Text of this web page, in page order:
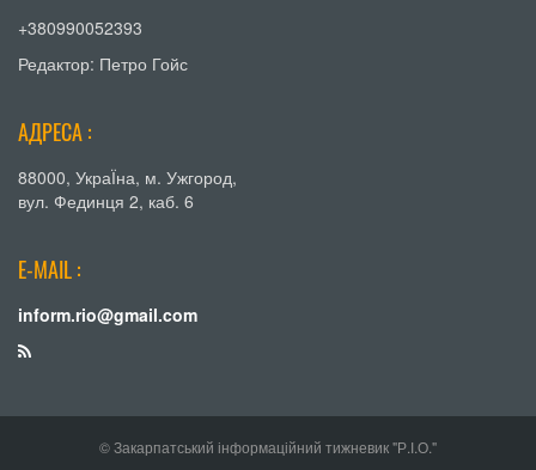
+380990052393
Редактор: Петро Гойс
АДРЕСА :
88000, УкраЇна, м. Ужгород,
вул. Фединця 2, каб. 6
E-MAIL :
inform.rio@gmail.com
© Закарпатський інформаційний тижневик "Р.І.О."